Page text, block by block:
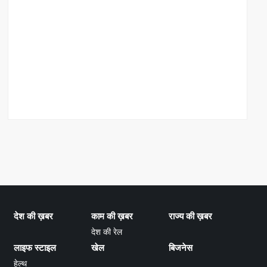
देश की ख़बर काम की ख़बर
देश की रेल
राज्य की ख़बर
लाइफ स्टाइल
हेल्थ
खेल बिजनेस